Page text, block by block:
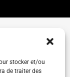
stocker et/ou
de traiter des